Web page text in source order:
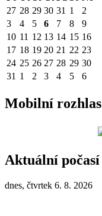
27 28 29 30 31 1
2
3
4 5 6 7 8
9
10 11 12 13 14 15 16
17 18 19 20 21 22 23
24 25 26 27 28 29 30
31 1 2 3 4 5 6
Mobilní rozhlas
Aktuální počasí
dnes, čtvrtek 6. 8. 2026